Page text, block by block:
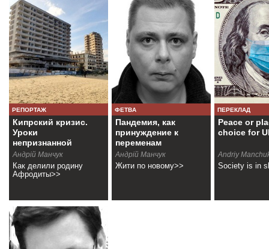
РЕПОРТАЖ
Кипрский кризис.
Уроки
непризнанной
республики
Андрій Манчук
Как делили родину
Афродиты>>
ФЕТВА
Пандемия, как
принуждение к
переменам
Андрій Манчук
Жити по новому>>
ПЕРЕКЛАД
Peace or
choice for
Andriy
Society is in